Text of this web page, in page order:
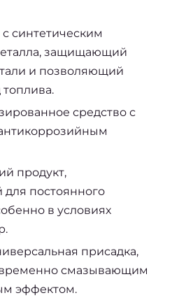
с синтетическим
защищающий
и позволяющий
средство с
продукт,
постоянного
в условиях
присадка,
смазывающим
эффектом.